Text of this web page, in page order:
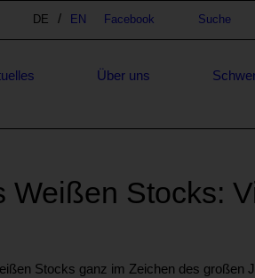
Sprachauswahl
DE EN Facebook Suche
Über uns
Weißen Stocks:
Stocks ganz im Zeichen des großen